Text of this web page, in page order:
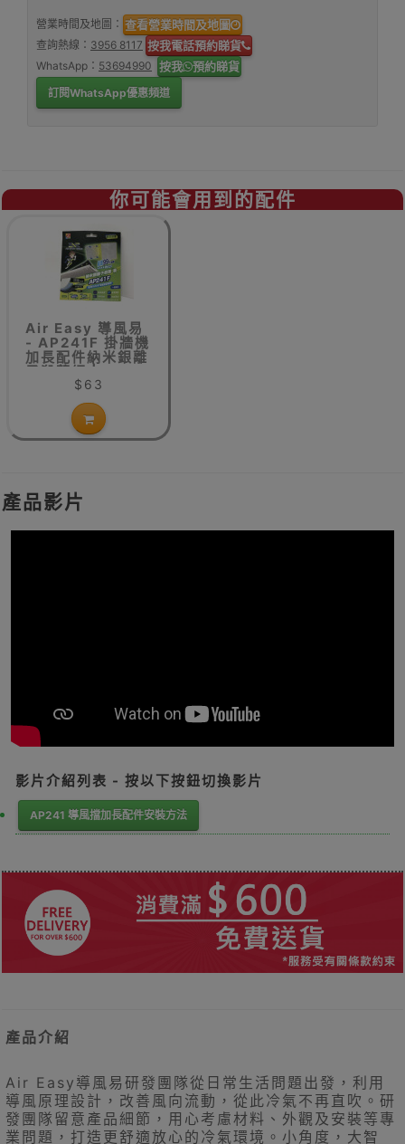
營業時間及地圖： 查看營業時間及地圖
查詢熱線： 3956 8117 按我電話預約睇貨
WhatsApp： 53694990 按我 預約睇貨
訂閱WhatsApp優惠頻道
你可能會用到的配件
Air Easy 導風易
- AP241F 掛牆機
加長配件納米銀離
子殺菌網 |
AP241殺菌網更
換
$63
產品影片
影片介紹列表 - 按以下按鈕切換影片
AP241 導風擋加長配件安裝方法
產品介紹
Air Easy導風易研發團隊從日常生活問題出發，利用
導風原理設計，改善風向流動，從此冷氣不再直吹。研
發團隊留意產品細節，用心考慮材料、外觀及安裝等專
業問題，打造更舒適放心的冷氣環境。小角度，大智